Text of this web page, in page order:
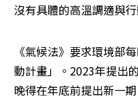
沒有具體的高溫調適與行
《氣候法》要求環境部
動計畫」。2023年提出
晚得在年底前提出新一